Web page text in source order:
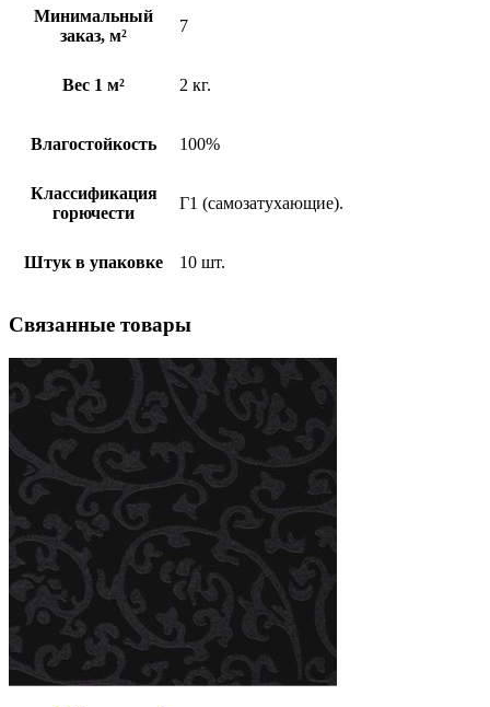
Минимальный
заказ, м²
7
Вес 1 м² 2 кг.
Влагостойкость 100%
Классификация
горючести
Г1 (самозатухающие).
Штук в упаковке 10 шт.
Связанные товары